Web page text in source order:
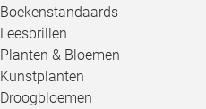
Boekenstandaards
Leesbrillen
Planten & Bloemen
Kunstplanten
Droogbloemen